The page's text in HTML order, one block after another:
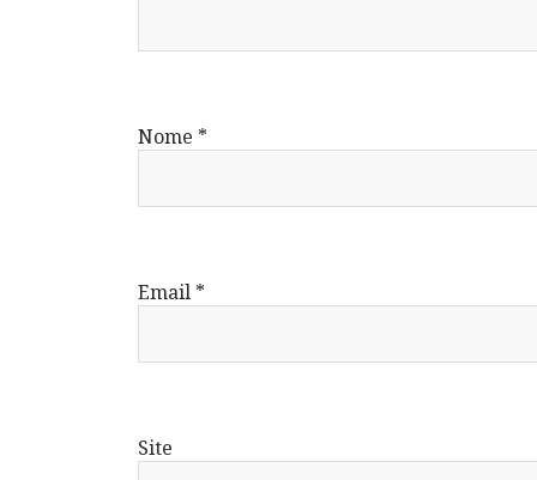
Nome *
Email *
Site